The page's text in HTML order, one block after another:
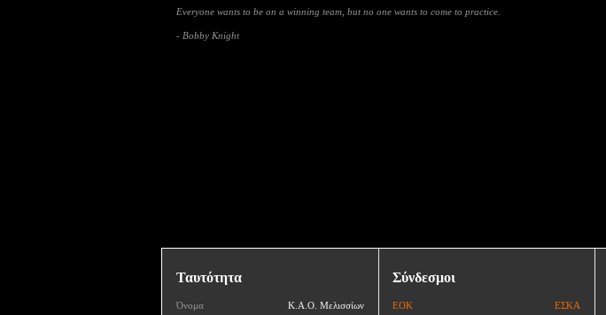
Everyone wants to be on a winning team, but no one wants to come to practice.
- Bobby Knight
Ταυτότητα
Όνομα Κ.Α.Ο. Μελισσίων
Σύνδεσμοι
ΕΟΚ ΕΣΚΑ